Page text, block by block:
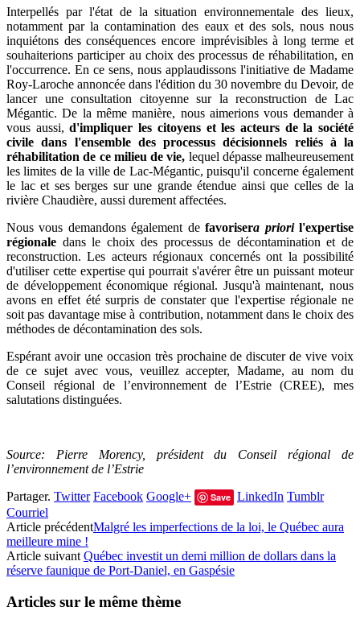
Interpellés par l'état de la situation environnementale des lieux,
notamment par la contamination des eaux et des sols, nous nous
inquiétons des conséquences encore imprévisibles à long terme et
souhaiterions participer au choix des processus de réhabilitation, en
l'occurrence. En ce sens, nous applaudissons l'initiative de Madame
Roy-Laroche annoncée dans l'édition du 30 novembre du Devoir, de
lancer une consultation citoyenne sur la reconstruction de Lac
Mégantic. De la même manière, nous aimerions vous demander à
vous aussi,d'impliquer les citoyens et les acteurs de la société
civile dans l'ensemble des processus décisionnels reliés à la
réhabilitation de ce milieu de vie, lequel dépasse malheureusement
les limites de la ville de Lac-Mégantic, puisqu'il concerne également
le lac et ses berges sur une grande étendue ainsi que celles de la
rivière Chaudière, aussi durement affectées.
Nous vous demandons également defavorisera prioril'expertise
régionale dans le choix des processus de décontamination et de
reconstruction. Les acteurs régionaux concernés ont la possibilité
d'utiliser cette expertise qui pourrait s'avérer être un puissant moteur
de développement économique régional. Jusqu'à maintenant, nous
avons en effet été surpris de constater que l'expertise régionale ne
soit pas davantage mise à contribution, notamment dans le choix des
méthodes de décontamination des sols.
Espérant avoir une occasion très prochaine de discuter de vive voix
de ce sujet avec vous, veuillez accepter, Madame, au nom du
Conseil régional de l’environnement de l’Estrie (CREE), mes
salutations distinguées.
Source: Pierre Morency, président du Conseil régional de
l’environnement de l’Estrie
Partager. Twitter Facebook Google+ Save LinkedIn Tumblr
Courriel
Article précédentMalgré les imperfections de la loi, le Québec aura
meilleure mine !
Article suivant Québec investit un demi million de dollars dans la
réserve faunique de Port-Daniel, en Gaspésie
Articles sur le même thème